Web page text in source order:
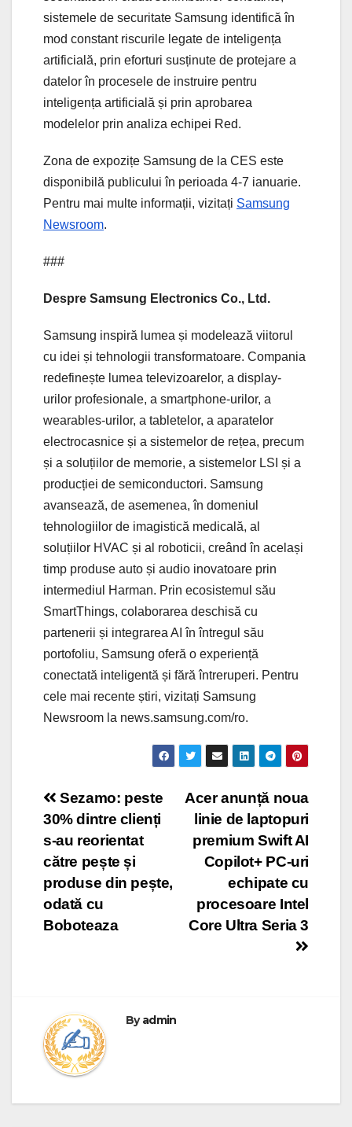
sistemele de securitate Samsung identifică în
mod constant riscurile legate de inteligența
artificială, prin eforturi susținute de protejare a
datelor în procesele de instruire pentru
inteligența artificială și prin aprobarea
modelelor prin analiza echipei Red.
Zona de expozițe Samsung de la CES este
disponibilă publicului în perioada 4-7 ianuarie.
Pentru mai multe informații, vizitați Samsung
Newsroom.
###
Despre Samsung Electronics Co., Ltd.
Samsung inspiră lumea și modelează viitorul
cu idei și tehnologii transformatoare. Compania
redefinește lumea televizoarelor, a display-
urilor profesionale, a smartphone-urilor, a
wearables-urilor, a tabletelor, a aparatelor
electrocasnice și a sistemelor de rețea, precum
și a soluțiilor de memorie, a sistemelor LSI și a
producției de semiconductori. Samsung
avansează, de asemenea, în domeniul
tehnologiilor de imagistică medicală, al
soluțiilor HVAC și al roboticii, creând în același
timp produse auto și audio inovatoare prin
intermediul Harman. Prin ecosistemul său
SmartThings, colaborarea deschisă cu
partenerii și integrarea AI în întregul său
portofoliu, Samsung oferă o experiență
conectată inteligentă și fără întreruperi. Pentru
cele mai recente știri, vizitați Samsung
Newsroom la news.samsung.com/ro.
Post
navigation
Acer anunță noua
linie de laptopuri
premium Swift AI
Copilot+ PC-uri
echipate cu
procesoare Intel
Core Ultra Seria 3
Sezamo: peste
30% dintre clienți
s-au reorientat
către pește și
produse din pește,
odată cu
Boboteaza
Byadmin